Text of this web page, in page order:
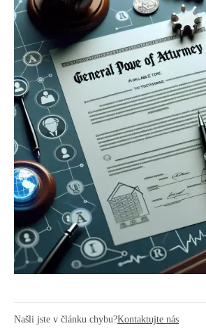
Našli jste v článku chybu?Kontaktujte nás